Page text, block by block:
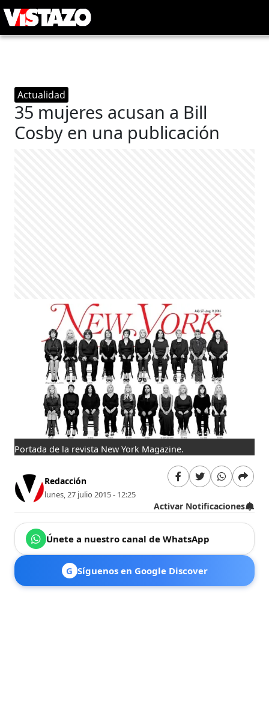
Actualidad
35 mujeres acusan a Bill
Cosby en una publicación
Portada de la revista New York Magazine.
Redacción
lunes, 27 julio 2015 - 12:25
Activar Notificaciones
Únete a nuestro canal de WhatsApp
G Síguenos en Google Discover